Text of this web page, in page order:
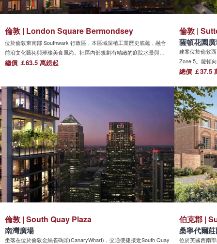
倫敦 | London Square Bermondsey
位於倫敦東南部 Southwark 行政區，本區域深植工業歷史底蘊，融合
前沿文化藝術與璀璨美食風尚。社區內部規劃有精緻的庭院水景與專
屬商業空間，緊鄰金融中心輻射圈，周邊涵蓋高新科技與文化創意產
總價 ￡63.5 萬鎊起
倫敦 |
薩頓花園
建案位於倫敦
Zone 5。薩頓
源，兼具都會
抵達熱鬧商業
總價 ￡37.5
倫敦 | South Quay Plaza
南灣廣場
坐落在位於倫敦金絲雀碼頭(CanaryWharf)，交通便捷接近South Quay
伯克郡 |
桑寧代爾
位於英國西南